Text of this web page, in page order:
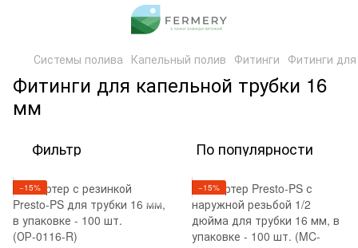
Системы полива Капельный полив Фитинги Фитинги
Фитинги для капельной трубки 16
мм
Фильтр По популярности
−15% −15%